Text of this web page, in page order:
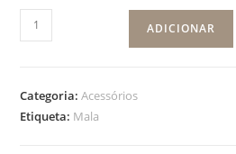
ADICIONAR
Categoria:Acessórios
Etiqueta: Mala